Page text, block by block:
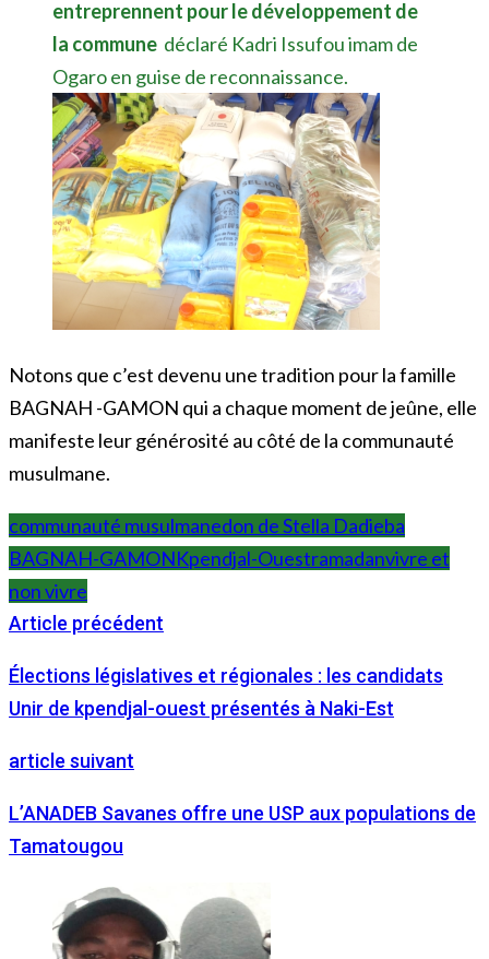
entreprennent pour le développement de
la commune déclaré Kadri Issufou imam de
Ogaro en guise de reconnaissance.
Notons que c’est devenu une tradition pour la famille
BAGNAH -GAMON qui a chaque moment de jeûne, elle
manifeste leur générosité au côté de la communauté
musulmane.
communauté musulmanedon de Stella Dadieba
BAGNAH-GAMONKpendjal-Ouestramadanvivre et
non vivre
Article précédent
Élections législatives et régionales : les candidats
Unir de kpendjal-ouest présentés à Naki-Est
article suivant
L’ANADEB Savanes offre une USP aux populations de
Tamatougou